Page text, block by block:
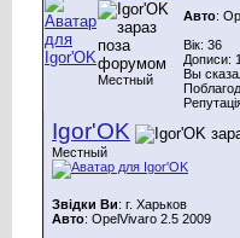
Местный
Авто:
Вік: 36
Дописи:
Вы
Igor'OK
Местный
Звідки Ви: г. Харьков
Авто: OpelVivaro 2.5 2009